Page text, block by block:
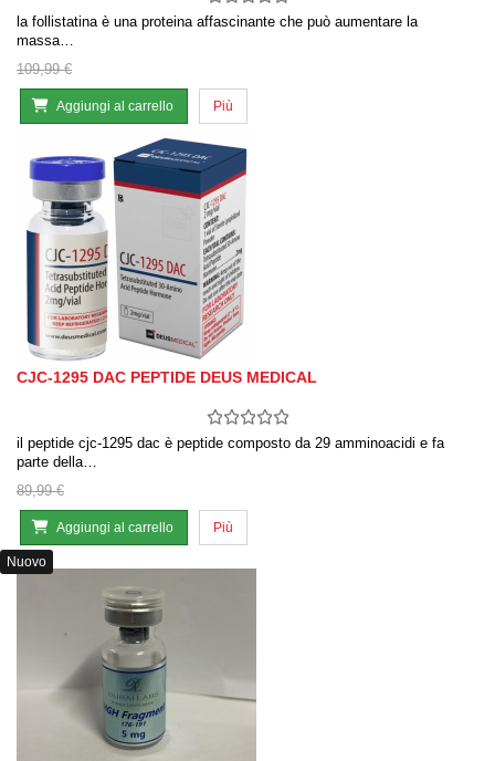
la follistatina è una proteina affascinante che può aumentare la
massa…
109,99 €
Aggiungi al carrello Più
CJC-1295 DAC PEPTIDE DEUS MEDICAL
il peptide cjc-1295 dac è peptide composto da 29 amminoacidi e fa
parte della…
89,99 €
Aggiungi al carrello Più
Nuovo